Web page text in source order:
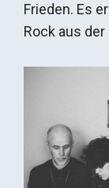
Frieden. Es
Rock aus